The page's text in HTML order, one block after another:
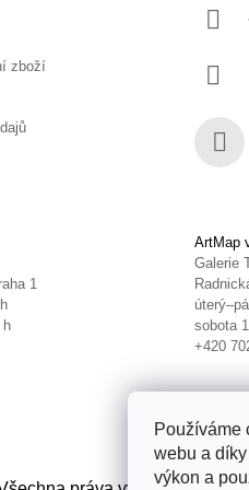
Používáme
webu a
výkon a
zboží
1
h
ArtMap
Galerie
sobota
+420